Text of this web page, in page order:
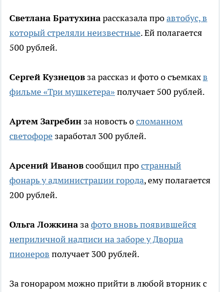
Светлана Братухинарассказала проавтобус, в
который стреляли неизвестные. Ей полагается
500 рублей.
Сергей Кузнецов за рассказ и фото о съемкахв
фильме «Три мушкетера» получает 500 рублей.
Артем Загребин за новость осломанном
светофоре заработал 300 рублей.
Арсений Ивановсообщил пространный
фонарь у администрации города, ему полагается
200 рублей.
Ольга Ложкина зафото вновь появившейся
неприличной надписи на заборе у Дворца
пионеров получает 300 рублей.
За гонораром можно прийти в любой вторник с